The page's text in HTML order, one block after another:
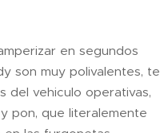
en segundos
son muy polivalentes, te
del vehiculo operativas,
pon, que literalemente